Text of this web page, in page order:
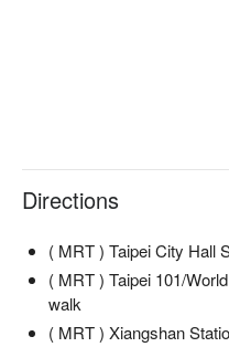
Directions
( MRT ) Taipei City Hall
( MRT ) Taipei 101/
walk
( MRT ) Xiangshan